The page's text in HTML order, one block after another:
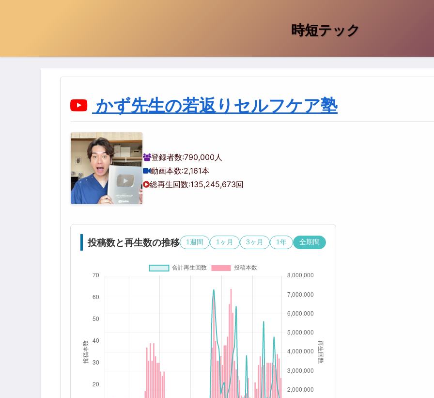
時短テック
かず先生の若返りセルフケア塾
登録者数:790,000人
動画本数:2,161本
総再生回数:135,245,673回
投稿数と再生数の推移 1週間 1ヶ月 3ヶ月 1年 全期間